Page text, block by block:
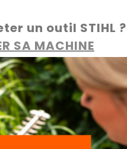
un outil STIHL ?
SA MACHINE